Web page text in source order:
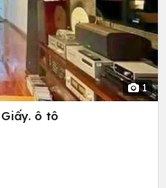
1
ô tô